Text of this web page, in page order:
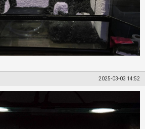
2025-03-03 14:52